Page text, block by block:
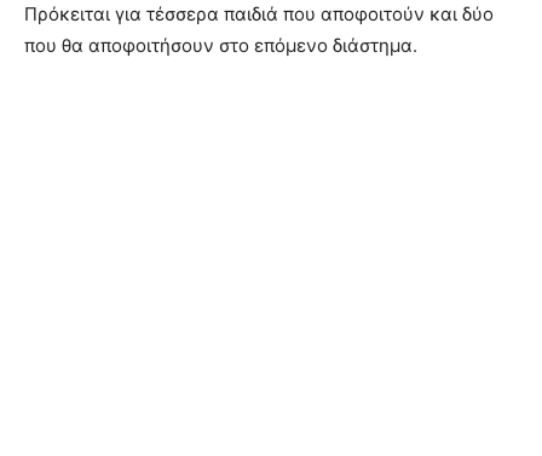
Πρόκειται για τέσσερα παιδιά που αποφοιτούν και δύο
που θα αποφοιτήσουν στο επόμενο διάστημα.